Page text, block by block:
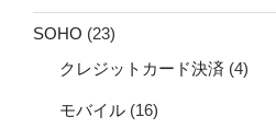
SOHO (23)
クレジットカード決済 (4)
モバイル (16)